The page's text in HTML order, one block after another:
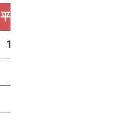
平均每月訪客參考值
10,000 ~ 50,000+